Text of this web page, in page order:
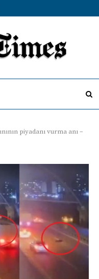
piyadanı vurma anı –